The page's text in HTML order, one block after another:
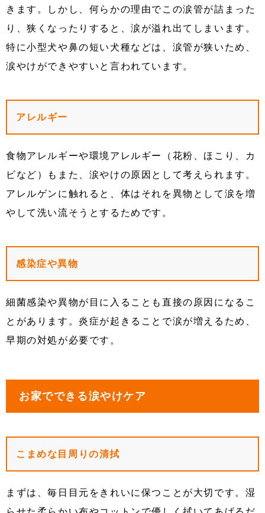
きます。しかし、何らかの理由でこの涙管が詰まった
り、狭くなったりすると、涙が溢れ出てしまいます。
特に小型犬や鼻の短い犬種などは、涙管が狭いため、
涙やけができやすいと言われています。
アレルギー
食物アレルギーや環境アレルギー（花粉、ほこり、カ
ビなど）もまた、涙やけの原因として考えられます。
アレルゲンに触れると、体はそれを異物として涙を増
やして洗い流そうとするためです。
感染症や異物
細菌感染や異物が目に入ることも直接の原因になるこ
とがあります。炎症が起きることで涙が増えるため、
早期の対処が必要です。
お家でできる涙やけケア
こまめな目周りの清拭
まずは、毎日目元をきれいに保つことが大切です。湿